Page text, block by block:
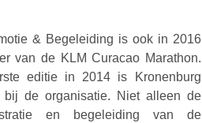
& Begeleiding is ook in 2016
van de KLM Curacao Marathon.
editie in 2014 is Kronenburg
bij de organisatie. Niet alleen de
en begeleiding van de